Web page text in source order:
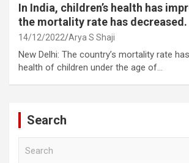
In India, children’s health has
the mortality rate has decreased.
14/12/2022 Arya S Shaji
New Delhi: The country’s mortality rate
health of children under the age of…
Search